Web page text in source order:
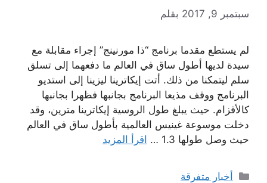
سبتمبر 9, 2017 بقلم
لم يستطع مقدما برنامج “ذا مورنينج” إجراء مقابلة مع
سيدة لديها أطول ساق في العالم ما دفعهما إلى تسلق
سلم ليتمكنا من ذلك. أتت إيكاترينا ليزينا إلى استديو
البرنامج ووقف مذيعا البرنامج بجانبها فظهرا بجانبها
كالأقزام. حيث يبلغ طول الروسية إيكاترينا مترين، وقد
دخلت موسوعة غينيس العالمية بأطول ساق في العالم
حيث وصل طولها 1.3 …
اقرأ المزيد
التصنيفات
أخبار متفرقة